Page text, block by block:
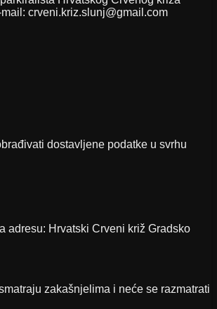
crveni.kriz.slunj@gmail.com
dostavljene podatke u svrhu
adresu: Hrvatski Crveni križ Gradsko
zakašnjelima i neće se razmatrati